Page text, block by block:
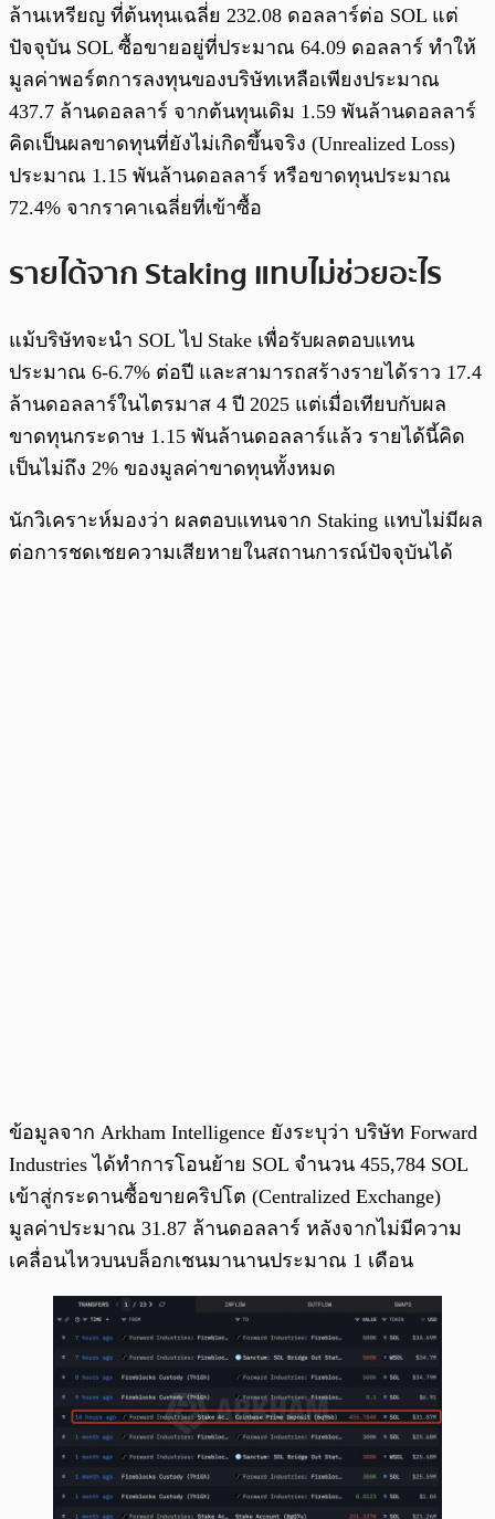
ล้านเหรียญ ที่ต้นทุนเฉลี่ย 232.08 ดอลลาร์ต่อ SOL แต่
ปัจจุบัน SOL ซื้อขายอยู่ที่ประมาณ 64.09 ดอลลาร์ ทำให้
มูลค่าพอร์ตการลงทุนของบริษัทเหลือเพียงประมาณ
437.7 ล้านดอลลาร์ จากต้นทุนเดิม 1.59 พันล้านดอลลาร์
คิดเป็นผลขาดทุนที่ยังไม่เกิดขึ้นจริง (Unrealized Loss)
ประมาณ 1.15 พันล้านดอลลาร์ หรือขาดทุนประมาณ
72.4% จากราคาเฉลี่ยที่เข้าซื้อ
รายได้จาก Staking แทบไม่ช่วยอะไร
แม้บริษัทจะนำ SOL ไป Stake เพื่อรับผลตอบแทน
ประมาณ 6-6.7% ต่อปี และสามารถสร้างรายได้ราว 17.4
ล้านดอลลาร์ในไตรมาส 4 ปี 2025 แต่เมื่อเทียบกับผล
ขาดทุนกระดาษ 1.15 พันล้านดอลลาร์แล้ว รายได้นี้คิด
เป็นไม่ถึง 2% ของมูลค่าขาดทุนทั้งหมด
นักวิเคราะห์มองว่า ผลตอบแทนจาก Staking แทบไม่มีผล
ต่อการชดเชยความเสียหายในสถานการณ์ปัจจุบันได้
ข้อมูลจาก Arkham Intelligence ยังระบุว่า บริษัท Forward
Industries ได้ทำการโอนย้าย SOL จำนวน 455,784 SOL
เข้าสู่กระดานซื้อขายคริปโต (Centralized Exchange)
มูลค่าประมาณ 31.87 ล้านดอลลาร์ หลังจากไม่มีความ
เคลื่อนไหวบนบล็อกเชนมานานประมาณ 1 เดือน